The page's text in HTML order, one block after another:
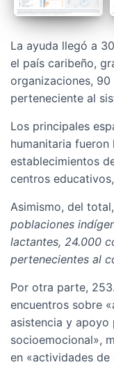
La ayuda llegó a
el país caribeño,
organizaciones, 90
perteneciente al
Los principales
humanitaria fueron
establecimientos
centros
Asimismo, del total,
poblaciones
lactantes, 24.000
pertenecientes al
Por otra parte,
encuentros sobre
asistencia y apoyo
socioemocional»,
en «actividades